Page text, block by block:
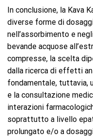
In conclusione, la Kava
diverse forme di
nell’assorbimento e
bevande acquose
compresse, la scelta
dalla ricerca di effetti
fondamentale, tuttavia,
e la consultazione
interazioni
soprattutto a livello
prolungato e/o a